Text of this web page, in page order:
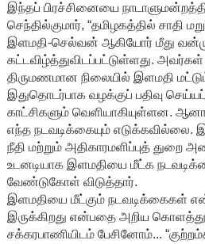
இந்தப் பிரச்சினையை நாடாளுமன்றத்தில்
செந்தில்குமார், “தமிழகத்தில் சாதி
இளமதி-செல்வன் ஆகியோர் மீது
கட்டவிழ்த்துவிடப்பட்டுள்ளது. அவர்கள்
திருமணமான நிலையில் இளமதி
இதுதொடர்பாக வழக்குப் பதிவு
காட்சிகளும் வெளியாகியுள்ளன.
எந்த நடவடிக்கையும் எடுக்கவில்லை.
நீதி மற்றும் அதிகாரமளிப்புத் துறை
உடனடியாக இளமதியை மீட்க
வேண்டுகோள் விடுத்தார்.
இளமதியை மீட்கும் நடவடிக்கைகள்
இருக்கிறது என்பதை அறிய
சக்கரபாணியிடம் பேசினோம்...